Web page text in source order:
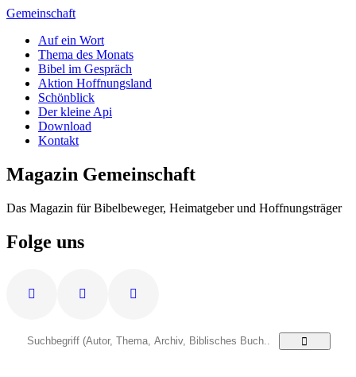
Zum
springen
Gemeinschaft
Auf ein Wort
Thema des Monats
Bibel im Gespräch
Aktion Hoffnungsland
Schönblick
Der kleine Api
Download
Kontakt
Magazin Gemeinschaft
Das Magazin für Bibelbeweger, Heimatgeber und Hoffnungsträger
Folge uns